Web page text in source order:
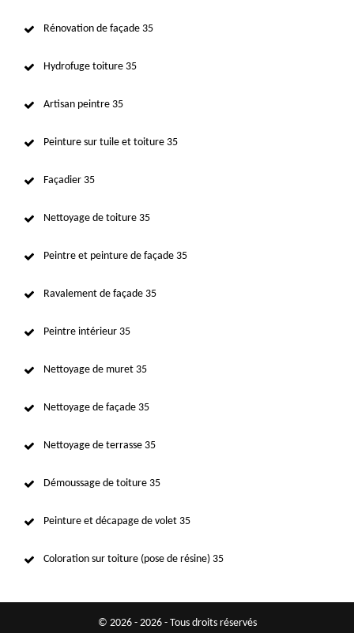
Rénovation de façade 35
Hydrofuge toiture 35
Artisan peintre 35
Peinture sur tuile et toiture 35
Façadier 35
Nettoyage de toiture 35
Peintre et peinture de façade 35
Ravalement de façade 35
Peintre intérieur 35
Nettoyage de muret 35
Nettoyage de façade 35
Nettoyage de terrasse 35
Démoussage de toiture 35
Peinture et décapage de volet 35
Coloration sur toiture (pose de résine) 35
© 2026 - 2026 - Tous droits réservés